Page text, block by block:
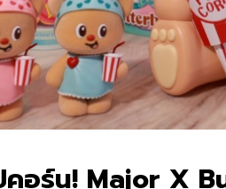
คอร์น! Major X